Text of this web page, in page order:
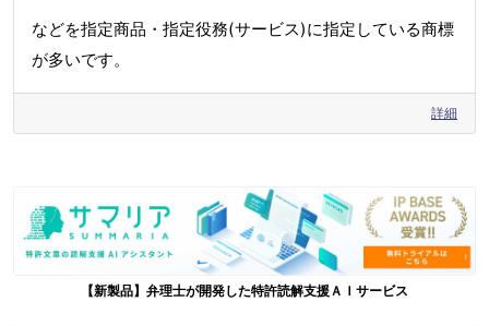
などを指定商品・指定役務(サービス)に指定している商標
が多いです。
詳細
【新製品】弁理士が開発した特許読解支援ＡＩサービス